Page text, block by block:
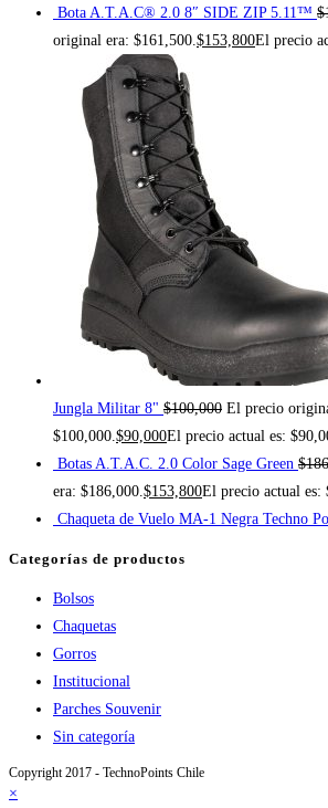
Bota A.T.A.C® 2.0 8″ SIDE ZIP 5.11™ $
original era: $161,500. $153,800El precio
Jungla Militar 8" $100,000 El precio
$100,000. $90,000El precio actual es:
Botas A.T.A.C. 2.0 Color Sage Green $
era: $186,000. $153,800El precio actual es:
Chaqueta de Vuelo MA-1 Negra Techno
Categorías de productos
Bolsos
Chaquetas
Gorros
Institucional
Parches Souvenir
Sin categoría
Copyright 2017 - TechnoPoints Chile
×